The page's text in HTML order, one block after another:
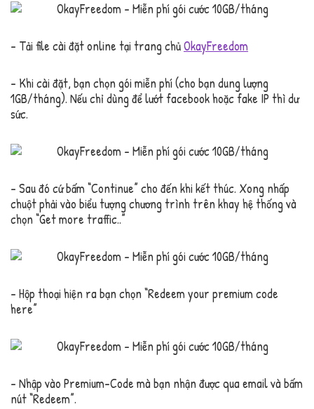
– Tải file cài đặt online tại trang chủOkayFreedom
– Khi cài đặt, bạn chọn gói miễn phí (cho bạn dung lượng
1GB/tháng). Nếu chỉ dùng để lướt facebook hoặc fake IP thì dư
sức.
– Sau đó cứ bấm “Continue” cho đến khi kết thúc. Xong nhấp
chuột phải vào biểu tượng chương trình trên khay hệ thống và
chọn “Get more traffic..”
– Hộp thoại hiện ra bạn chọn “Redeem your premium code
here”
– Nhập vào Premium-Code mà bạn nhận được qua email và bấm
nút “Redeem”.